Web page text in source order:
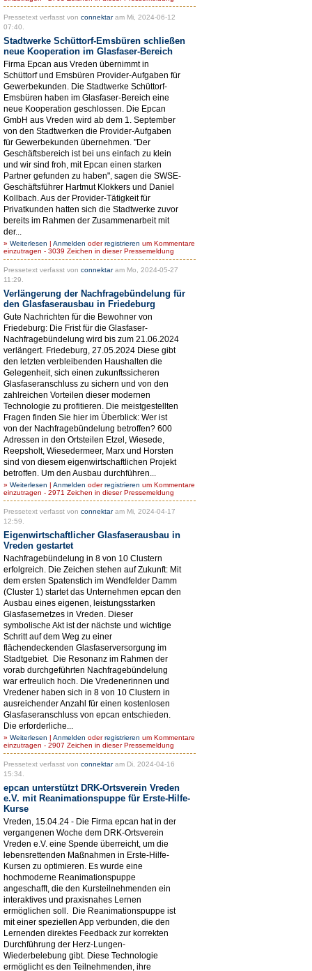
Pressetext verfasst von connektaram Mi, 2024-06-12
07:40.
Stadtwerke Schüttorf-Emsbüren schließen
neue Kooperation im Glasfaser-Bereich
Firma Epcan aus Vreden übernimmt in
Schüttorf und Emsbüren Provider-Aufgaben für
Gewerbekunden. Die Stadtwerke Schüttorf-
Emsbüren haben im Glasfaser-Bereich eine
neue Kooperation geschlossen. Die Epcan
GmbH aus Vreden wird ab dem 1. September
von den Stadtwerken die Provider-Aufgaben
für Gewerbekunden übernehmen. "Der
Geschäftsbereich ist bei uns einfach zu klein
und wir sind froh, mit Epcan einen starken
Partner gefunden zu haben", sagen die SWSE-
Geschäftsführer Hartmut Klokkers und Daniel
Kollbach. Aus der Provider-Tätigkeit für
Privatkunden hatten sich die Stadtwerke zuvor
bereits im Rahmen der Zusammenarbeit mit
der...
» Weiterlesen | Anmelden oderregistrieren um Kommentare
einzutragen - 3039 Zeichen in dieser Pressemeldung
Pressetext verfasst von connektaram Mo, 2024-05-27
11:29.
Verlängerung der Nachfragebündelung für
den Glasfaserausbau in Friedeburg
Gute Nachrichten für die Bewohner von
Friedeburg: Die Frist für die Glasfaser-
Nachfragebündelung wird bis zum 21.06.2024
verlängert. Friedeburg, 27.05.2024 Diese gibt
den letzten verbleibenden Haushalten die
Gelegenheit, sich einen zukunftssicheren
Glasfaseranschluss zu sichern und von den
zahlreichen Vorteilen dieser modernen
Technologie zu profitieren. Die meistgestellten
Fragen finden Sie hier im Überblick: Wer ist
von der Nachfragebündelung betroffen? 600
Adressen in den Ortsteilen Etzel, Wiesede,
Reepsholt, Wiesedermeer, Marx und Horsten
sind von diesem eigenwirtschaftlichen Projekt
betroffen. Um den Ausbau durchführen...
» Weiterlesen | Anmelden oderregistrieren um Kommentare
einzutragen - 2971 Zeichen in dieser Pressemeldung
Pressetext verfasst von connektaram Mi, 2024-04-17
12:59.
Eigenwirtschaftlicher Glasfaserausbau in
Vreden gestartet
Nachfragebündelung in 8 von 10 Clustern
erfolgreich. Die Zeichen stehen auf Zukunft: Mit
dem ersten Spatenstich im Wendfelder Damm
(Cluster 1) startet das Unternehmen epcan den
Ausbau eines eigenen, leistungsstarken
Glasfasernetzes in Vreden. Dieser
symbolische Akt ist der nächste und wichtige
Schritt auf dem Weg zu einer
flächendeckenden Glasfaserversorgung im
Stadtgebiet. Die Resonanz im Rahmen der
vorab durchgeführten Nachfragebündelung
war erfreulich hoch. Die Vredenerinnen und
Vredener haben sich in 8 von 10 Clustern in
ausreichender Anzahl für einen kostenlosen
Glasfaseranschluss von epcan entschieden.
Die erforderliche...
» Weiterlesen | Anmelden oderregistrieren um Kommentare
einzutragen - 2907 Zeichen in dieser Pressemeldung
Pressetext verfasst von connektaram Di, 2024-04-16
15:34.
epcan unterstützt DRK-Ortsverein Vreden
e.V. mit Reanimationspuppe für Erste-Hilfe-
Kurse
Vreden, 15.04.24 - Die Firma epcan hat in der
vergangenen Woche dem DRK-Ortsverein
Vreden e.V. eine Spende überreicht, um die
lebensrettenden Maßnahmen in Erste-Hilfe-
Kursen zu optimieren. Es wurde eine
hochmoderne Reanimationspuppe
angeschafft, die den Kursteilnehmenden ein
interaktives und praxisnahes Lernen
ermöglichen soll. Die Reanimationspuppe ist
mit einer speziellen App verbunden, die den
Lernenden direktes Feedback zur korrekten
Durchführung der Herz-Lungen-
Wiederbelebung gibt. Diese Technologie
ermöglicht es den Teilnehmenden, ihre